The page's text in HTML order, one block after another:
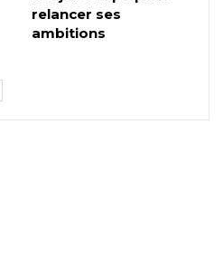
relancer ses
ambitions